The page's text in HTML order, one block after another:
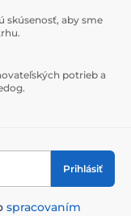
skúsenosť, aby sme
potrieb a
Prihlásiť
spracovaním